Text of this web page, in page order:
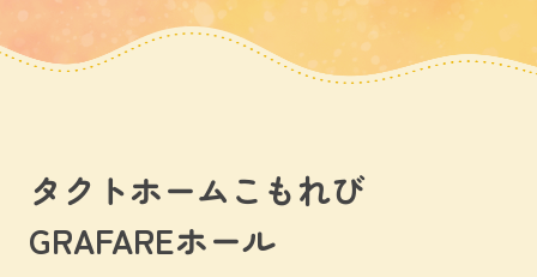
タクトホームこもれび
GRAFAREホール